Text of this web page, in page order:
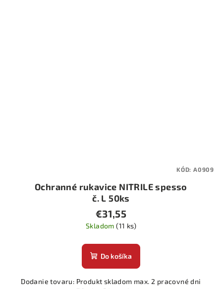
Ochranné rukavice NITRILE spesso
č. L 50ks
€31,55
Skladom(11 ks)
Do košíka
Dodanie tovaru: Produkt skladom max. 2 pracovné dni
KÓD: A0909